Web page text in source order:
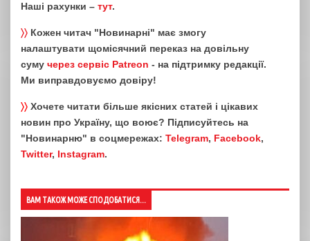
Наші рахунки – тут.
〉〉 Кожен читач "Новинарні" має змогу
налаштувати щомісячний переказ на довільну
суму через сервіс Patreon - на підтримку редакції.
Ми виправдовуємо довіру!
〉〉 Хочете читати більше якісних статей і цікавих
новин про Україну, що воює? Підписуйтесь на
"Новинарню" в соцмережах: Telegram, Facebook,
Twitter, Instagram.
ВАМ ТАКОЖ МОЖЕ СПОДОБАТИСЯ...